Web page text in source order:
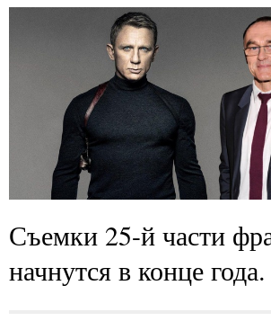
Съемки 25-й части
начнутся в конце года.